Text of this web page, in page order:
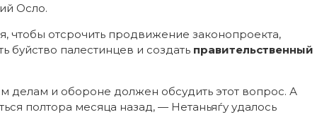
Осло.
отсрочить продвижение законопроекта,
буйство палестинцев и создать правительственный
и обороне должен обсудить этот вопрос. А
полтора месяца назад, — Нетаньяѓу удалось